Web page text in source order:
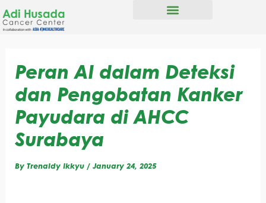
to
Peran AI dalam Deteksi
dan Pengobatan Kanker
Payudara di AHCC
Surabaya
By Trenaldy Ikkyu / January 24, 2025
e
a
h